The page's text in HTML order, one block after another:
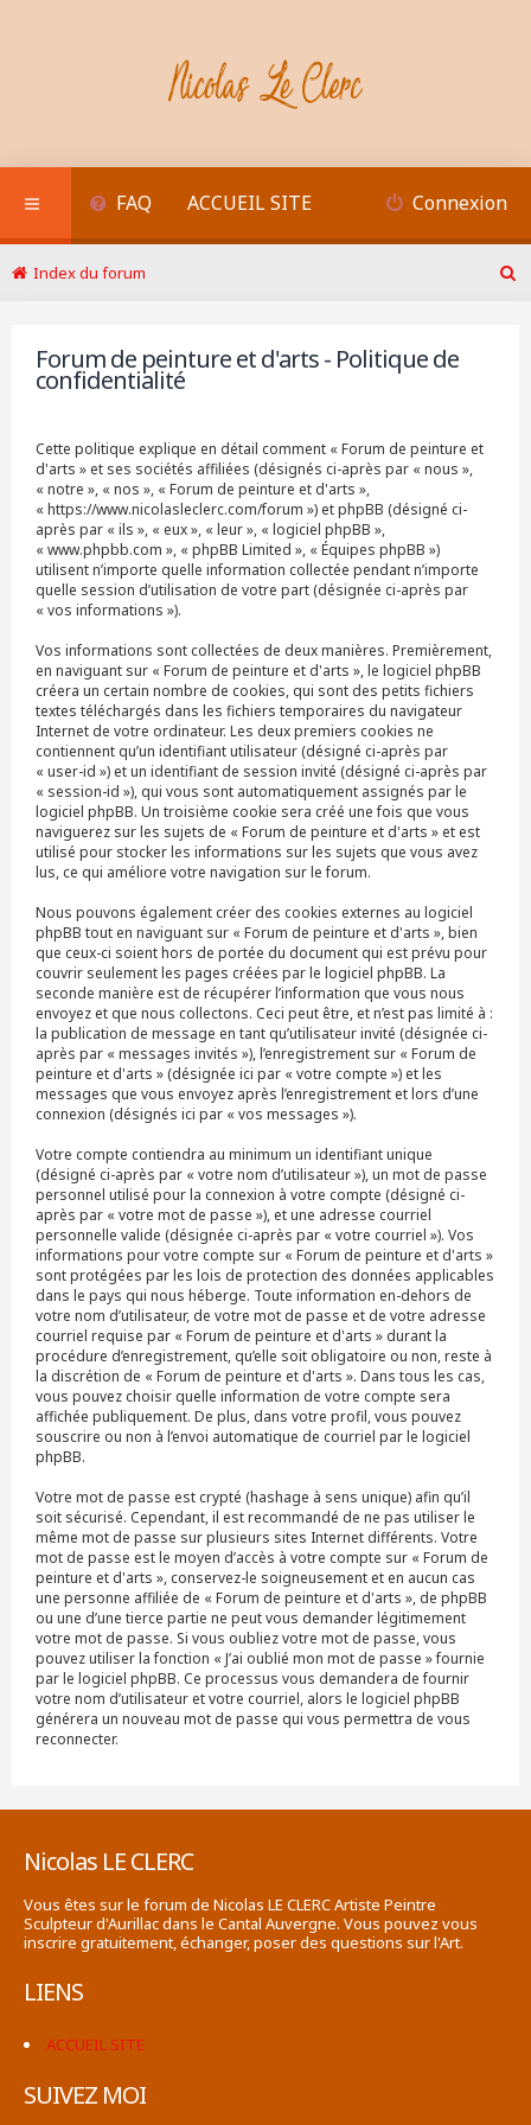
FAQ ACCUEIL SITE Connexion
Index du forum
Forum de peinture et d'arts - Politique de
confidentialité
Cette politique explique en détail comment « Forum de peinture et
d'arts » et ses sociétés affiliées (désignés ci-après par « nous »,
« notre », « nos », « Forum de peinture et d'arts »,
« https://www.nicolasleclerc.com/forum ») et phpBB (désigné ci-
après par « ils », « eux », « leur », « logiciel phpBB »,
« www.phpbb.com », « phpBB Limited », « Équipes phpBB »)
utilisent n’importe quelle information collectée pendant n’importe
quelle session d’utilisation de votre part (désignée ci-après par
« vos informations »).
Vos informations sont collectées de deux manières. Premièrement,
en naviguant sur « Forum de peinture et d'arts », le logiciel phpBB
créera un certain nombre de cookies, qui sont des petits fichiers
textes téléchargés dans les fichiers temporaires du navigateur
Internet de votre ordinateur. Les deux premiers cookies ne
contiennent qu’un identifiant utilisateur (désigné ci-après par
« user-id ») et un identifiant de session invité (désigné ci-après par
« session-id »), qui vous sont automatiquement assignés par le
logiciel phpBB. Un troisième cookie sera créé une fois que vous
naviguerez sur les sujets de « Forum de peinture et d'arts » et est
utilisé pour stocker les informations sur les sujets que vous avez
lus, ce qui améliore votre navigation sur le forum.
Nous pouvons également créer des cookies externes au logiciel
phpBB tout en naviguant sur « Forum de peinture et d'arts », bien
que ceux-ci soient hors de portée du document qui est prévu pour
couvrir seulement les pages créées par le logiciel phpBB. La
seconde manière est de récupérer l’information que vous nous
envoyez et que nous collectons. Ceci peut être, et n’est pas limité à :
la publication de message en tant qu’utilisateur invité (désignée ci-
après par « messages invités »), l’enregistrement sur « Forum de
peinture et d'arts » (désignée ici par « votre compte ») et les
messages que vous envoyez après l’enregistrement et lors d’une
connexion (désignés ici par « vos messages »).
Votre compte contiendra au minimum un identifiant unique
(désigné ci-après par « votre nom d’utilisateur »), un mot de passe
personnel utilisé pour la connexion à votre compte (désigné ci-
après par « votre mot de passe »), et une adresse courriel
personnelle valide (désignée ci-après par « votre courriel »). Vos
informations pour votre compte sur « Forum de peinture et d'arts »
sont protégées par les lois de protection des données applicables
dans le pays qui nous héberge. Toute information en-dehors de
votre nom d’utilisateur, de votre mot de passe et de votre adresse
courriel requise par « Forum de peinture et d'arts » durant la
procédure d’enregistrement, qu’elle soit obligatoire ou non, reste à
la discrétion de « Forum de peinture et d'arts ». Dans tous les cas,
vous pouvez choisir quelle information de votre compte sera
affichée publiquement. De plus, dans votre profil, vous pouvez
souscrire ou non à l’envoi automatique de courriel par le logiciel
phpBB.
Votre mot de passe est crypté (hashage à sens unique) afin qu’il
soit sécurisé. Cependant, il est recommandé de ne pas utiliser le
même mot de passe sur plusieurs sites Internet différents. Votre
mot de passe est le moyen d’accès à votre compte sur « Forum de
peinture et d'arts », conservez-le soigneusement et en aucun cas
une personne affiliée de « Forum de peinture et d'arts », de phpBB
ou une d’une tierce partie ne peut vous demander légitimement
votre mot de passe. Si vous oubliez votre mot de passe, vous
pouvez utiliser la fonction « J’ai oublié mon mot de passe » fournie
par le logiciel phpBB. Ce processus vous demandera de fournir
votre nom d’utilisateur et votre courriel, alors le logiciel phpBB
générera un nouveau mot de passe qui vous permettra de vous
reconnecter.
Nicolas LE CLERC
Vous êtes sur le forum de Nicolas LE CLERC Artiste Peintre
Sculpteur d'Aurillac dans le Cantal Auvergne. Vous pouvez vous
inscrire gratuitement, échanger, poser des questions sur l'Art.
LIENS
ACCUEIL SITE
SUIVEZ MOI